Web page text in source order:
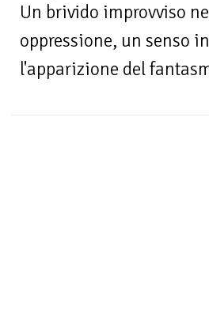
Un brivido improvviso
oppressione, un senso
l'apparizione del